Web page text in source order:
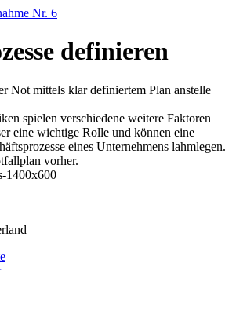
Nr. 6
definieren
Not mittels klar definiertem Plan anstelle
spielen verschiedene weitere Faktoren
eine wichtige Rolle und können eine
eines Unternehmens lahmlegen.
vorher.